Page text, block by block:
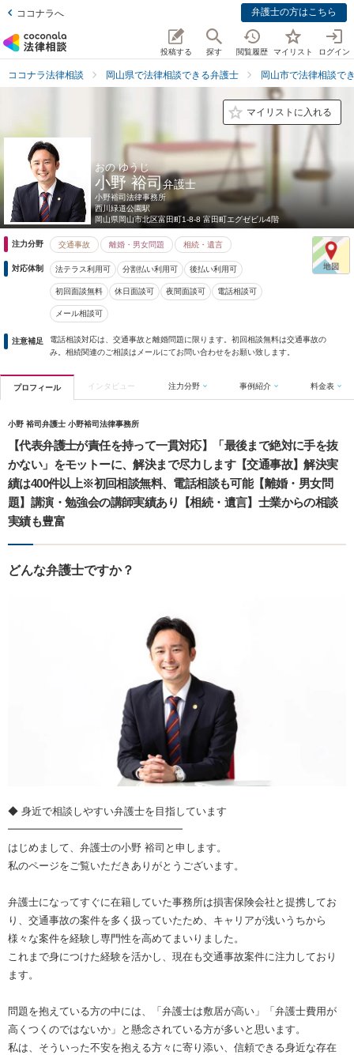
ココナラへ 弁護士の方はこちら
投稿する 探す 閲覧履歴 マイリスト ログイン
ココナラ法律相談 岡山県で法律相談できる弁護士 岡山市で法律相談で
マイリストに入れる
おの ゆうじ
小野 裕司弁護士
小野裕司法律事務所
西川緑道公園駅
岡山県岡山市北区富田町1-8-8 富田町エグゼビル4階
注力分野 交通事故 離婚・男女問題 相続・遺言
対応体制 法テラス利用可 分割払い利用可 後払い利用可
初回面談無料 休日面談可 夜間面談可 電話相談可
メール相談可
注意補足
電話相談対応は、交通事故と離婚問題に限ります。初回相談無料は交通事故の
み。相続関連のご相談はメールにてお問い合わせをお願い致します。
プロフィール インタビュー 注力分野 事例紹介 料金表
小野 裕司弁護士 小野裕司法律事務所
【代表弁護士が責任を持って一貫対応】「最後まで絶対に手を抜
かない」をモットーに、解決まで尽力します【交通事故】解決実
績は400件以上※初回相談無料、電話相談も可能【離婚・男女問
題】講演・勉強会の講師実績あり【相続・遺言】士業からの相談
実績も豊富
どんな弁護士ですか？
◆ 身近で相談しやすい弁護士を目指しています
━━━━━━━━━━━━━━━━━
はじめまして、弁護士の小野 裕司と申します。
私のページをご覧いただきありがとうございます。
弁護士になってすぐに在籍していた事務所は損害保険会社と提携してお
り、交通事故の案件を多く扱っていたため、キャリアが浅いうちから
様々な案件を経験し専門性を高めてまいりました。
これまで身につけた経験を活かし、現在も交通事故案件に注力しており
ます。
問題を抱えている方の中には、「弁護士は敷居が高い」「弁護士費用が
高くつくのではないか」と懸念されている方が多いと思います。
私は、そういった不安を抱える方々に寄り添い、信頼できる身近な存在